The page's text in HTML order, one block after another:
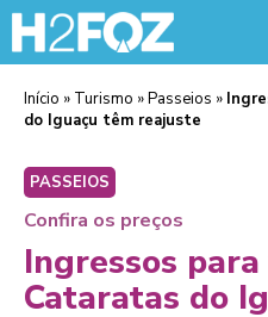
Início » Turismo »Passeios »
do Iguaçu têm reajuste
PASSEIOS
Confira os preços
Ingressos
Cataratas do